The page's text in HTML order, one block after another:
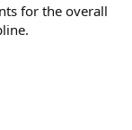
for the overall